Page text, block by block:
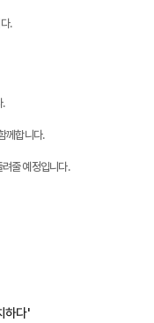
.
.
께합니다.
줄 예정입니다.
하다'